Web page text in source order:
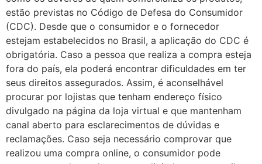
estão previstas no Código de Defesa do Consumidor
(CDC). Desde que o consumidor e o fornecedor
estejam estabelecidos no Brasil, a aplicação do CDC é
obrigatória. Caso a pessoa que realiza a compra esteja
fora do país, ela poderá encontrar dificuldades em ter
seus direitos assegurados. Assim, é aconselhável
procurar por lojistas que tenham endereço físico
divulgado na página da loja virtual e que mantenham
canal aberto para esclarecimentos de dúvidas e
reclamações. Caso seja necessário comprovar que
realizou uma compra online, o consumidor pode